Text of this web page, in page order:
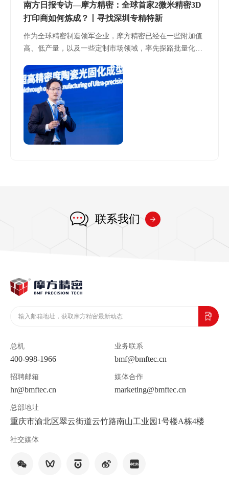
南方日报专访—摩方精密：全球首家2微米精密3D
打印商如何炼成？丨寻找深圳专精特新
作为全球精密制造领军企业，摩方精密已经在一些附加值
高、低产量，以及一些定制市场领域，率先探路批量化产
联系我们
总机
400-998-1966
业务联系
bmf@bmftec.cn
招聘邮箱
hr@bmftec.cn
媒体合作
marketing@bmftec.cn
总部地址
重庆市渝北区翠云街道云竹路南山工业园1号楼A栋4楼
社交媒体